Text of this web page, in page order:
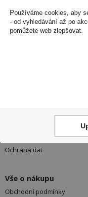
Newsletter
Zde se můžete
neunikne Vám
Jak nakupovat - FAQ
Ochrana dat
Vše o nákupu
Obchodní podmínky
Používáme cookies, aby
- od vyhledávání až po
pomůžete web zlepšovat.